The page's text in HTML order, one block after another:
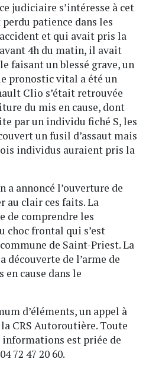
judiciaire s’intéresse à cet
patience dans les
et qui avait pris la
4h du matin, il avait
faisant un blessé grave, un
pronostic vital a été un
Clio s’était retrouvée
du mis en cause, dont
par un individu fiché S, les
un fusil d’assaut mais
individus auraient pris la
a annoncé l’ouverture de
au clair ces faits. La
de comprendre les
choc frontal qui s’est
de Saint-Priest. La
découverte de l’arme de
en cause dans le
d’éléments, un appel à
CRS Autoroutière. Toute
est priée de
72 47 20 60.